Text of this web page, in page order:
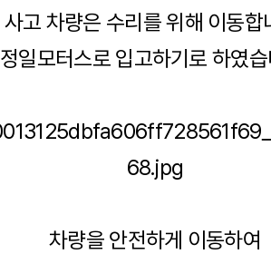
사고 차량은 수리를 위해 이동합
정일모터스로 입고하기로 하였
차량을 안전하게 이동하여